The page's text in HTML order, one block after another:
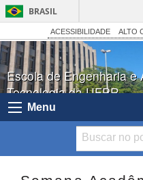
BRASIL
ACESSIBILIDADE ALTO
Escola de Engenharia e
Tecnologia da UFPR
Menu